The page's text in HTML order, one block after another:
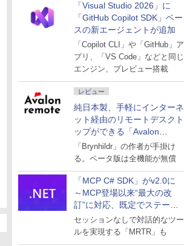
「Visual Studio 2026」に
「GitHub Copilot SDK」ベー
スの新エージェントが追加
「Copilot CLI」や「GitHub」ア
プリ、「VS Code」などと同じ
エンジン、プレビュー搭載
レビュー
純日本製、手軽にインターネ
ット経由のリモートデスクト
ップができる「Avalon
remote」
「Brynhildr」の作者が手掛け
る。ベータ版は全機能が無償
「MCP C# SDK」がv2.0に
～MCP登場以来“最大の改
訂”に対応、既定でステート
レスへ
セッションなしで対話的なツー
ルを実現する「MRTR」も